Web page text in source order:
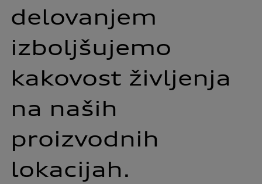
delovanjem
izboljšujemo
kakovost življenja
na naših
proizvodnih
lokacijah.